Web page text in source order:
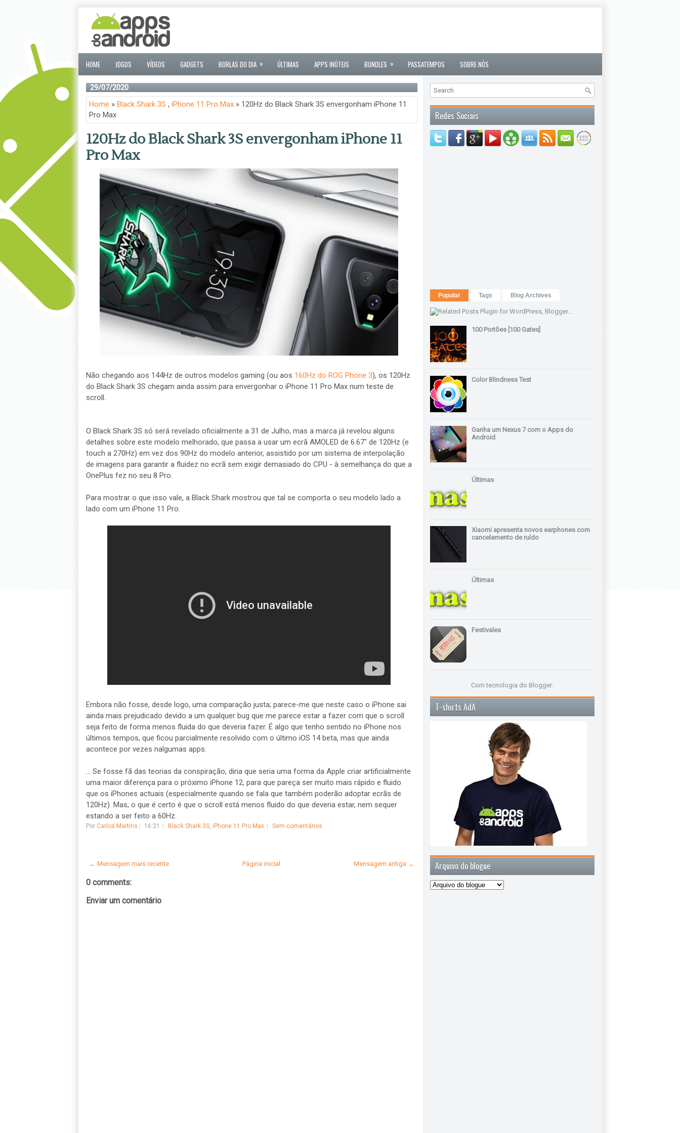
HOME JOGOS VÍDEOS GADGETS BORLAS DO DIA » ÚLTIMAS APPS INÚTEIS BUNDLES » PASSATEMPOS SOBRE NÓS
29/07/2020
Home » Black Shark 3S , iPhone 11 Pro Max» 120Hz do Black Shark 3S envergonham iPhone 11
Pro Max
120Hz do Black Shark 3S envergonham iPhone 11
Pro Max
Não chegando aos 144Hz de outros modelos gaming (ou aos 160Hz do ROG Phone 3), os 120Hz
do Black Shark 3S chegam ainda assim para envergonhar o iPhone 11 Pro Max num teste de
scroll.
O Black Shark 3S só será revelado oficialmente a 31 de Julho, mas a marca já revelou alguns
detalhes sobre este modelo melhorado, que passa a usar um ecrã AMOLED de 6.67" de 120Hz (e
touch a 270Hz) em vez dos 90Hz do modelo anterior, assistido por um sistema de interpolação
de imagens para garantir a fluidez no ecrã sem exigir demasiado do CPU - à semelhança do que a
OnePlus fez no seu 8 Pro.
Para mostrar o que isso vale, a Black Shark mostrou que tal se comporta o seu modelo lado a
lado com um iPhone 11 Pro.
Embora não fosse, desde logo, uma comparação justa; parece-me que neste caso o iPhone sai
ainda mais prejudicado devido a um qualquer bug que me parece estar a fazer com que o scroll
seja feito de forma menos fluida do que deveria fazer. É algo que tenho sentido no iPhone nos
últimos tempos, que ficou parcialmente resolvido com o último iOS 14 beta, mas que ainda
acontece por vezes nalgumas apps.
... Se fosse fã das teorias da conspiração, diria que seria uma forma da Apple criar artificialmente
uma maior diferença para o próximo iPhone 12, para que pareça ser muito mais rápido e fluido
que os iPhones actuais (especialmente quando se fala que também poderão adoptar ecrãs de
120Hz). Mas, o que é certo é que o scroll está menos fluido do que deveria estar, nem sequer
estando a ser feito a 60Hz.
Por Carlos Martins 16:21 Black Shark 3S, iPhone 11 Pro Max Sem comentários
← Mensagem mais recente Mensagem antiga →
Página inicial
0 comments:
Enviar um comentário
Redes Sociais
Popular Tags Blog Archives
100 Portões [100 Gates]
Color Blindness Test
Ganha um Nexus 7 com o Apps do
Android
Últimas
Xiaomi apresenta novos earphones com
cancelamento de ruído
Últimas
Festivales
Com tecnologia do Blogger.
T-shirts AdA
Arquivo do blogue